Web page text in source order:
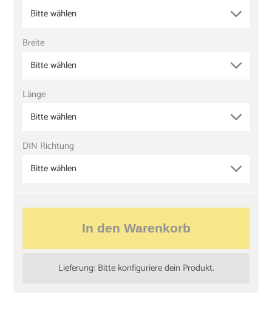
Bitte wählen
Breite
Bitte wählen
Länge
Bitte wählen
DIN Richtung
Bitte wählen
In den Warenkorb
Lieferung: Bitte konfiguriere dein Produkt.